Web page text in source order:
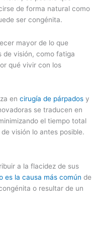
de forma natural como
ser congénita.
mayor de lo que
de visión, como fatiga
qué vivir con los
en cirugía de párpados y
se traducen en
el tiempo total
visión lo antes posible.
a la flacidez de sus
es la causa más común de
o resultar de un